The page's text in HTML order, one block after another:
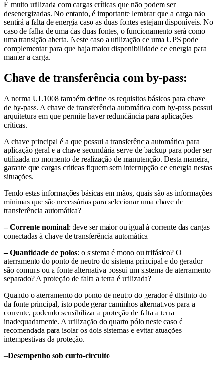
É muito utilizada com cargas críticas que não podem ser
desenergizadas. No entanto, é importante lembrar que a carga não
sentirá a falta de energia caso as duas fontes estejam disponíveis. No
caso de falha de uma das duas fontes, o funcionamento será como
uma transição aberta. Neste caso a utilização de uma UPS pode
complementar para que haja maior disponibilidade de energia para
manter a carga.
Chave de transferência com by-pass:
A norma UL1008 também define os requisitos básicos para chave
de by-pass. A chave de transferência automática com by-pass possui
arquitetura em que permite haver redundância para aplicações
críticas.
A chave principal é a que possui a transferência automática para
aplicação geral e a chave secundária serve de backup para poder ser
utilizada no momento de realização de manutenção. Desta maneira,
garante que cargas críticas fiquem sem interrupção de energia nestas
situações.
Tendo estas informações básicas em mãos, quais são as informações
mínimas que são necessárias para selecionar uma chave de
transferência automática?
– Corrente nominal: deve ser maior ou igual à corrente das cargas
conectadas à chave de transferência automática
– Quantidade de polos: o sistema é mono ou trifásico? O
aterramento do ponto de neutro do sistema principal e do gerador
são comuns ou a fonte alternativa possui um sistema de aterramento
separado? A proteção de falta a terra é utilizada?
Quando o aterramento do ponto de neutro do gerador é distinto do
da fonte principal, isto pode gerar caminhos alternativos para a
corrente, podendo sensibilizar a proteção de falta a terra
inadequadamente. A utilização do quarto pólo neste caso é
recomendada para isolar os dois sistemas e evitar atuações
intempestivas da proteção.
–Desempenho sob curto-circuito